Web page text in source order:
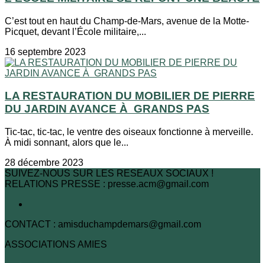
C’est tout en haut du Champ-de-Mars, avenue de la Motte-
Picquet, devant l’École militaire,...
16 septembre 2023
LA RESTAURATION DU MOBILIER DE PIERRE
DU JARDIN AVANCE À GRANDS PAS
Tic-tac, tic-tac, le ventre des oiseaux fonctionne à merveille.
À midi sonnant, alors que le...
28 décembre 2023
SUIVEZ-NOUS SUR LES RESEAUX SOCIAUX !
RELATIONS PRESSE : presse.acm@gmail.com
CONTACT : amisduchampdemars@gmail.com
ASSOCIATIONS AMIES